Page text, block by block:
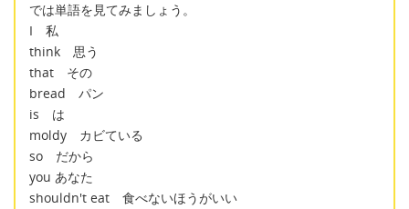
では単語を見てみましょう。
I 私
think 思う
that その
bread パン
is は
moldy カビている
so だから
you あなた
shouldn't eat 食べないほうがいい